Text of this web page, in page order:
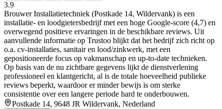
3.9
Brouwer Installatietechniek (Postkade 14, Wildervank) is een
installatie- en loodgietersbedrijf met een hoge Google-score (4,7) en
overwegend positieve ervaringen in de beschikbare reviews. Uit
aanvullende informatie op Trustoo blijkt dat het bedrijf zich richt op
o.a. cv-installaties, sanitair en lood/zinkwerk, met een
gepositioneerde focus op vakmanschap en up-to-date technieken.
Op basis van de nu zichtbare gegevens lijkt de dienstverlening
professioneel en klantgericht, al is de totale hoeveelheid publieke
reviews beperkt, waardoor er minder bewijs is om sterke
consistentie over een langere periode hard te onderbouwen.
Postkade 14, 9648 JR Wildervank, Nederland